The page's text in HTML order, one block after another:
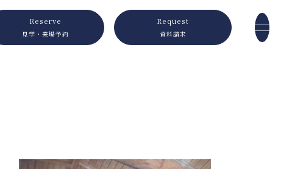
Reserve
見学・来場予約
Request
資料請求